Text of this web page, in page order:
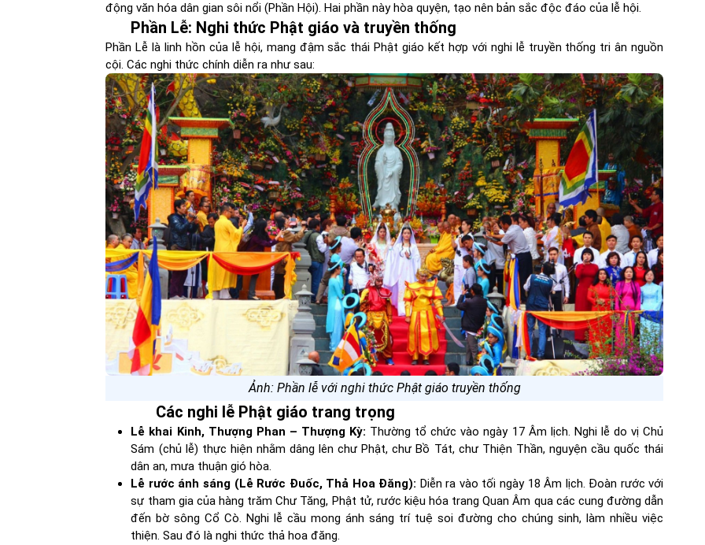
động văn hóa dân gian sôi nổi (Phần Hội). Hai phần này hòa quyện, tạo nên bản sắc độc đáo của lễ hội.
Phần Lễ: Nghi thức Phật giáo và truyền thống
Phần Lễ là linh hồn của lễ hội, mang đậm sắc thái Phật giáo kết hợp với nghi lễ truyền thống tri ân nguồn
cội. Các nghi thức chính diễn ra như sau:
Ảnh: Phần lễ với nghi thức Phật giáo truyền thống
Các nghi lễ Phật giáo trang trọng
Lễ khai Kinh, Thượng Phan – Thượng Kỳ: Thường tổ chức vào ngày 17 Âm lịch. Nghi lễ do vị Chủ
Sám (chủ lễ) thực hiện nhằm dâng lên chư Phật, chư Bồ Tát, chư Thiện Thần, nguyện cầu quốc thái
dân an, mưa thuận gió hòa.
Lễ rước ánh sáng (Lễ Rước Đuốc, Thả Hoa Đăng): Diễn ra vào tối ngày 18 Âm lịch. Đoàn rước với
sự tham gia của hàng trăm Chư Tăng, Phật tử, rước kiệu hóa trang Quan Âm qua các cung đường dẫn
đến bờ sông Cổ Cò. Nghi lễ cầu mong ánh sáng trí tuệ soi đường cho chúng sinh, làm nhiều việc
thiện. Sau đó là nghi thức thả hoa đăng.